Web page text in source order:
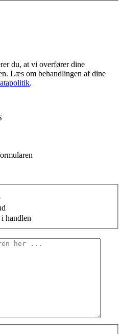
du, at vi overfører dine
Læs om behandlingen af dine
.
handlen